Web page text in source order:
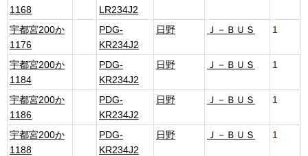
1168
LR234J2
宇都宮200か
1176
PDG-
KR234J2
日野 Ｊ－ＢＵＳ 1
宇都宮200か
1184
PDG-
KR234J2
日野 Ｊ－ＢＵＳ 1
宇都宮200か
1186
PDG-
KR234J2
日野 Ｊ－ＢＵＳ 1
宇都宮200か
1188
PDG-
KR234J2
日野 Ｊ－ＢＵＳ 1